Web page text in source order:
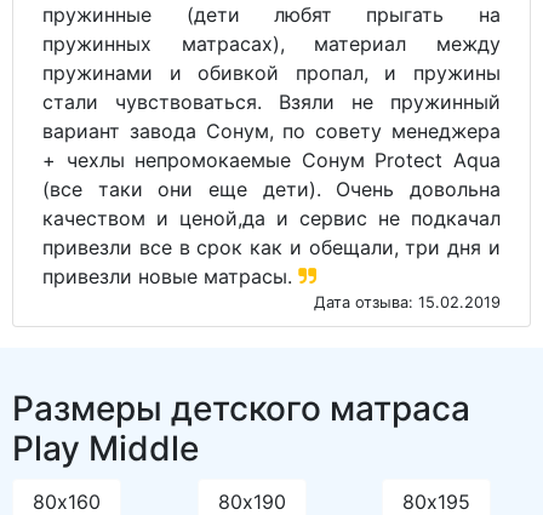
пружинные (дети любят прыгать на
пружинных матрасах), материал между
пружинами и обивкой пропал, и пружины
стали чувствоваться. Взяли не пружинный
вариант завода Сонум, по совету менеджера
+ чехлы непромокаемые Сонум Protect Aqua
(все таки они еще дети). Очень довольна
качеством и ценой,да и сервис не подкачал
привезли все в срок как и обещали, три дня и
привезли новые матрасы.
Дата отзыва: 15.02.2019
Размеры детского матраса
Play Middle
80х160 80х190 80х195